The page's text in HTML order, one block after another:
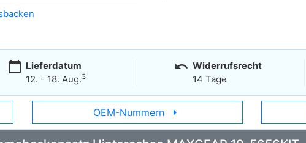
calendar_today Lieferdatum
12. - 18. Aug.3
undo Widerrufsrecht
14 Tage
OEM-Nummern arrow_right